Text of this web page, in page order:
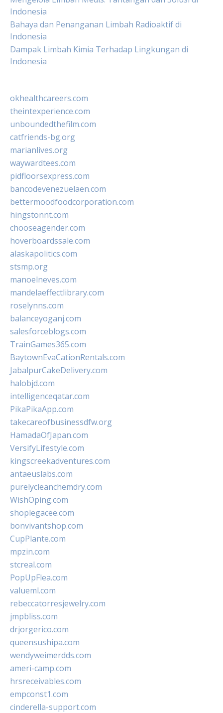
Indonesia
Bahaya dan Penanganan Limbah Radioaktif di
Indonesia
Dampak Limbah Kimia Terhadap Lingkungan di
Indonesia
okhealthcareers.com
theintexperience.com
unboundedthefilm.com
catfriends-bg.org
marianlives.org
waywardtees.com
pidfloorsexpress.com
bancodevenezuelaen.com
bettermoodfoodcorporation.com
hingstonnt.com
chooseagender.com
hoverboardssale.com
alaskapolitics.com
stsmp.org
manoelneves.com
mandelaeffectlibrary.com
roselynns.com
balanceyoganj.com
salesforceblogs.com
TrainGames365.com
BaytownEvaCationRentals.com
JabalpurCakeDelivery.com
halobjd.com
intelligenceqatar.com
PikaPikaApp.com
takecareofbusinessdfw.org
HamadaOfJapan.com
VersifyLifestyle.com
kingscreekadventures.com
antaeuslabs.com
purelycleanchemdry.com
WishOping.com
shoplegacee.com
bonvivantshop.com
CupPlante.com
mpzin.com
stcreal.com
PopUpFlea.com
valueml.com
rebeccatorresjewelry.com
jmpbliss.com
drjorgerico.com
queensushipa.com
wendyweimerdds.com
ameri-camp.com
hrsreceivables.com
empconst1.com
cinderella-support.com